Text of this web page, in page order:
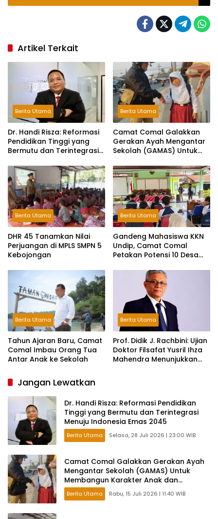
Tertib dan Kondusif
Artikel Terkait
Berita Utama
Dr. Handi Risza: Reformasi
Pendidikan Tinggi yang
Bermutu dan Terintegrasi
2045
Berita Utama
Camat Comal Galakkan
Gerakan Ayah Mengantar
Sekolah (GAMAS) Untuk
Anak dan Ketahanan
Keluarga di Pemalang
Berita Utama
DHR 45 Tanamkan Nilai
Perjuangan di MPLS SMPN 5
Kebojongan
Berita Utama
Gandeng Mahasiswa KKN
Undip, Camat Comal
Petakan Potensi 10 Desa
Berita Utama
Tahun Ajaran Baru, Camat
Comal Imbau Orang Tua
Antar Anak ke Sekolah
Berita Utama
Prof. Didik J. Rachbini: Ujian
Doktor Filsafat Yusril Ihza
Mahendra Menunjukkan
Jangan Lewatkan
Dr. Handi Risza: Reformasi Pendidikan
Tinggi yang Bermutu dan Terintegrasi
Menuju Indonesia Emas 2045
Berita Utama Selasa, 28 Juli 2026 | 23:00 WIB
Camat Comal Galakkan Gerakan Ayah
Mengantar Sekolah (GAMAS) Untuk
Membangun Karakter Anak dan
Ketahanan Keluarga di Pemalang
Berita Utama Rabu, 15 Juli 2026 | 11:40 WIB